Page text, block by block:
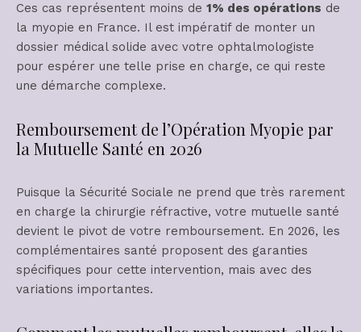
Ces cas représentent moins de 1% des opérations de
la myopie en France. Il est impératif de monter un
dossier médical solide avec votre ophtalmologiste
pour espérer une telle prise en charge, ce qui reste
une démarche complexe.
Remboursement de l’Opération Myopie par
la Mutuelle Santé en 2026
Puisque la Sécurité Sociale ne prend que très rarement
en charge la chirurgie réfractive, votre mutuelle santé
devient le pivot de votre remboursement. En 2026, les
complémentaires santé proposent des garanties
spécifiques pour cette intervention, mais avec des
variations importantes.